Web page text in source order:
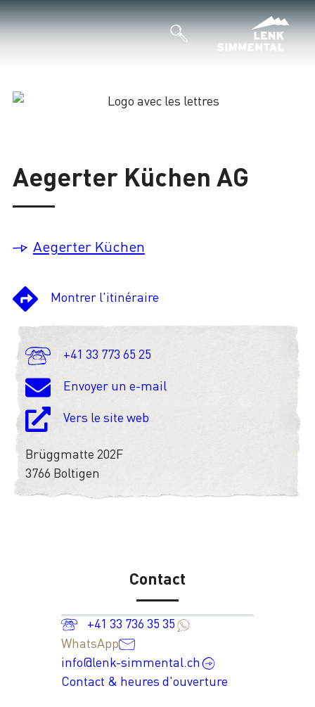
Aegerter Küchen AG
Aegerter Küchen
Montrer l'itinéraire
+41 33 773 65 25
Envoyer un e-mail
Vers le site web
Brüggmatte 202F
3766 Boltigen
Contact
+41 33 736 35 35
WhatsApp
info@lenk-simmental.ch
Contact & heures d'ouverture